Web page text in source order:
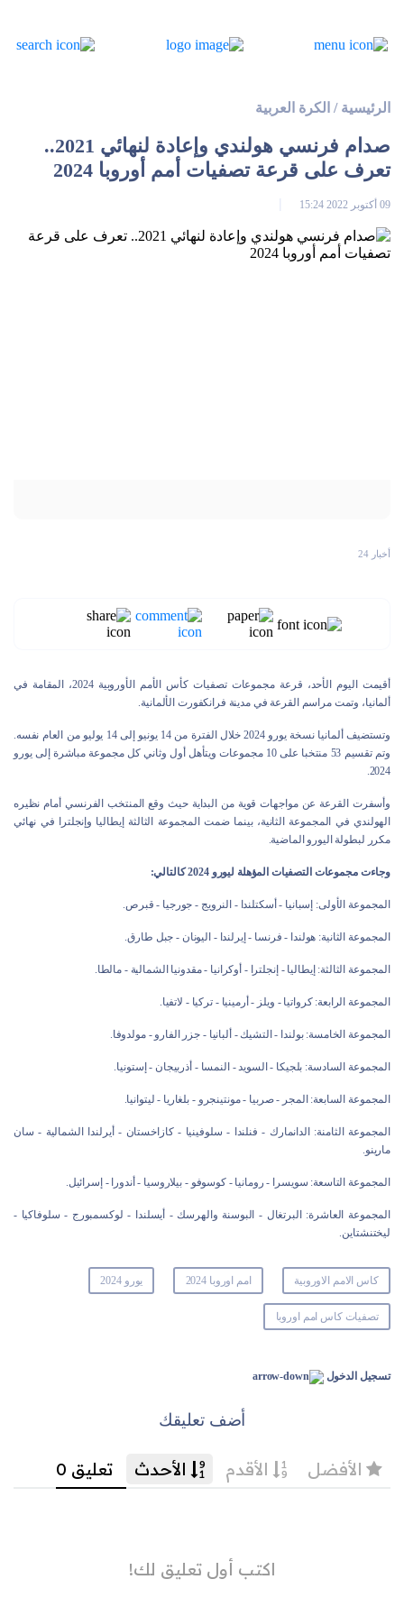
الرئيسية / الكرة العربية
صدام فرنسي هولندي وإعادة لنهائي 2021..
تعرف على قرعة تصفيات أمم أوروبا 2024
09 أكتوبر 2022 15:24
أخبار 24
أقيمت اليوم الأحد، قرعة مجموعات تصفيات كأس الأمم الأوروبية 2024، المقامة في
ألمانيا، وتمت مراسم القرعة في مدينة فرانكفورت الألمانية.
وتستضيف ألمانيا نسخة يورو 2024 خلال الفترة من 14 يونيو إلى 14 يوليو من العام نفسه.
وتم تقسيم 53 منتخبا على 10 مجموعات ويتأهل أول وثاني كل مجموعة مباشرة إلى يورو
2024.
وأسفرت القرعة عن مواجهات قوية من البداية حيث وقع المنتخب الفرنسي أمام نظيره
الهولندي في المجموعة الثانية، بينما ضمت المجموعة الثالثة إيطاليا وإنجلترا في نهائي
مكرر لبطولة اليورو الماضية.
وجاءت مجموعات التصفيات المؤهلة ليورو 2024 كالتالي:
المجموعة الأولى: إسبانيا - أسكتلندا - النرويج - جورجيا - قبرص.
المجموعة الثانية: هولندا - فرنسا - إيرلندا - اليونان - جبل طارق.
المجموعة الثالثة: إيطاليا - إنجلترا - أوكرانيا - مقدونيا الشمالية - مالطا.
المجموعة الرابعة: كرواتيا - ويلز - أرمينيا - تركيا - لاتفيا.
المجموعة الخامسة: بولندا - التشيك - ألبانيا - جزر الفارو - مولدوفا.
المجموعة السادسة: بلجيكا - السويد - النمسا - أذربيجان - إستونيا.
المجموعة السابعة: المجر - صربيا - مونتينجرو - بلغاريا - ليتوانيا.
المجموعة الثامنة: الدانمارك - فنلندا - سلوفينيا - كازاخستان - أيرلندا الشمالية - سان
مارينو.
المجموعة التاسعة: سويسرا - رومانيا - كوسوفو - بيلاروسيا - أندورا - إسرائيل.
المجموعة العاشرة: البرتغال - البوسنة والهرسك - أيسلندا - لوكسمبورج - سلوفاكيا -
ليختنشتاين.
كاس الامم الاوروبية امم اوروبا 2024 يورو 2024
تصفيات كاس امم اوروبا
تسجيل الدخول
أضف تعليقك